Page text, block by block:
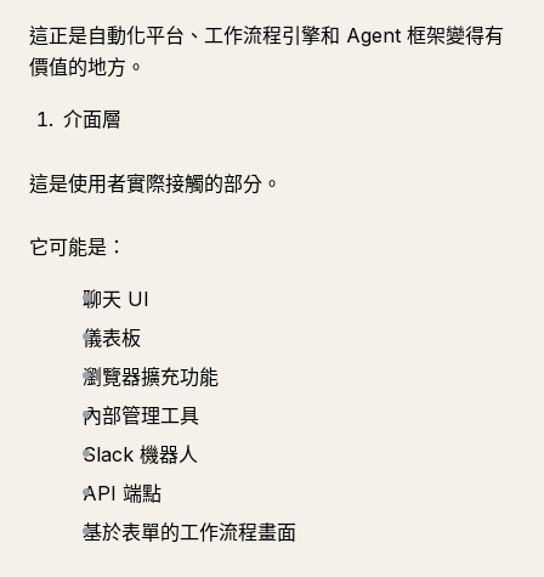
這正是自動化平台、工作流程引擎和 Agent 框架變得有
價值的地方。
介面層
這是使用者實際接觸的部分。
它可能是：
聊天 UI
儀表板
瀏覽器擴充功能
內部管理工具
Slack 機器人
API 端點
基於表單的工作流程畫面